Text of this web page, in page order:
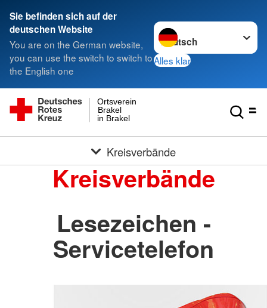
Sie befinden sich auf der
deutschen Website
You are on the German website,
you can use the switch to switch to
the English one
Sprache wechseln zu
Alles klar
in Brakel
Brakel
Ortsverein
Kreisverbände
Kreisverbände
Lesezeichen -
Servicetelefon